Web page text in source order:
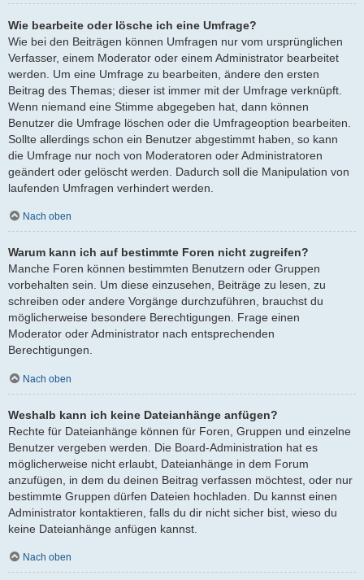
Wie bearbeite oder lösche ich eine Umfrage?
Wie bei den Beiträgen können Umfragen nur vom ursprünglichen
Verfasser, einem Moderator oder einem Administrator bearbeitet
werden. Um eine Umfrage zu bearbeiten, ändere den ersten
Beitrag des Themas; dieser ist immer mit der Umfrage verknüpft.
Wenn niemand eine Stimme abgegeben hat, dann können
Benutzer die Umfrage löschen oder die Umfrageoption bearbeiten.
Sollte allerdings schon ein Benutzer abgestimmt haben, so kann
die Umfrage nur noch von Moderatoren oder Administratoren
geändert oder gelöscht werden. Dadurch soll die Manipulation von
laufenden Umfragen verhindert werden.
Nach oben
Warum kann ich auf bestimmte Foren nicht zugreifen?
Manche Foren können bestimmten Benutzern oder Gruppen
vorbehalten sein. Um diese einzusehen, Beiträge zu lesen, zu
schreiben oder andere Vorgänge durchzuführen, brauchst du
möglicherweise besondere Berechtigungen. Frage einen
Moderator oder Administrator nach entsprechenden
Berechtigungen.
Nach oben
Weshalb kann ich keine Dateianhänge anfügen?
Rechte für Dateianhänge können für Foren, Gruppen und einzelne
Benutzer vergeben werden. Die Board-Administration hat es
möglicherweise nicht erlaubt, Dateianhänge in dem Forum
anzufügen, in dem du deinen Beitrag verfassen möchtest, oder nur
bestimmte Gruppen dürfen Dateien hochladen. Du kannst einen
Administrator kontaktieren, falls du dir nicht sicher bist, wieso du
keine Dateianhänge anfügen kannst.
Nach oben